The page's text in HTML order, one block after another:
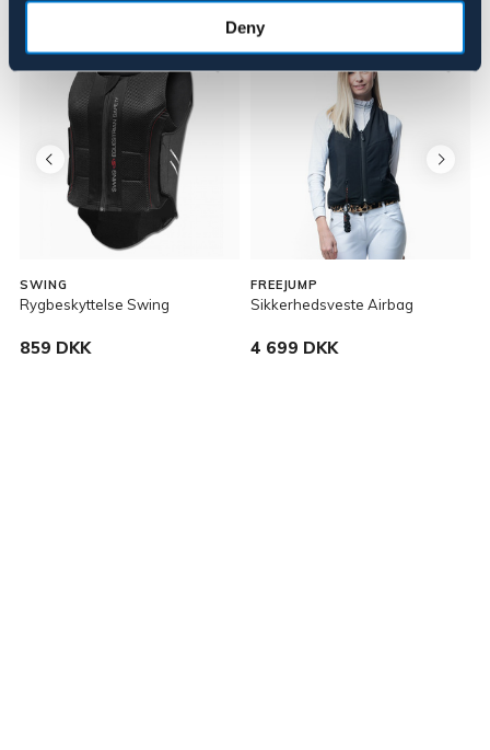
Deny
SWING
Rygbeskyttelse Swing
859 DKK
FREEJUMP
Sikkerhedsveste Airbag
4 699 DKK